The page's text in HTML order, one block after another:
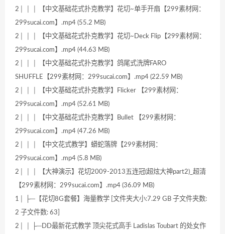
2│ │ │ 【中文基础花式扑克教学】花切~单手开扇【299素材网：
299sucai.com】.mp4 (55.2 MB)
2│ │ │ 【中文基础花式扑克教学】花切~Deck Flip【299素材网：
299sucai.com】.mp4 (44.63 MB)
2│ │ │ 【中文基础花式扑克教学】鸽尾式洗牌FARO
SHUFFLE【299素材网：299sucai.com】.mp4 (22.59 MB)
2│ │ │ 【中文基础花式扑克教学】Flicker 【299素材网：
299sucai.com】.mp4 (52.61 MB)
2│ │ │ 【中文基础花式扑克教学】Bullet 【299素材网：
299sucai.com】.mp4 (47.26 MB)
2│ │ │ 【中文花式教学】蟒蛇落牌【299素材网：
299sucai.com】.mp4 (5.8 MB)
2│ │ │ 【大神演示】花切2009-2013五连冠(超炫大神part2)_超清
【299素材网：299sucai.com】.mp4 (36.09 MB)
1│ ├─【花切8G套餐】海量教学 [文件夹大小:7.29 GB 子文件夹数:
2 子文件数: 63]
2│ │ ├─DD最新花式教学 顶尖花式高手 Ladislas Toubart 的处女作